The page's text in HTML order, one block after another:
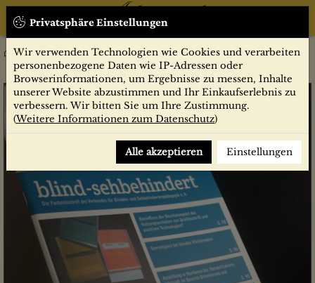
Privatsphäre Einstellungen
Wir verwenden Technologien wie Cookies und verarbeiten
personenbezogene Daten wie IP-Adressen oder
Browserinformationen, um Ergebnisse zu messen, Inhalte
unserer Website abzustimmen und Ihr Einkaufserlebnis zu
verbessern. Wir bitten Sie um Ihre Zustimmung.
(Weitere Informationen zum Datenschutz)
Alle akzeptieren Einstellungen
Zeitschriften blind-sehbehindert 2/2017